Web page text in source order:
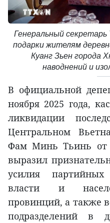
Генеральный
подарки жителям
Куанг Зьен города
наводнений и
В официальной
ноября 2025 года,
ликвидации
Центральном
Фам Минь Тьинь от
выразил
усилия партийных
власти и
провинций, а также
подразделений в